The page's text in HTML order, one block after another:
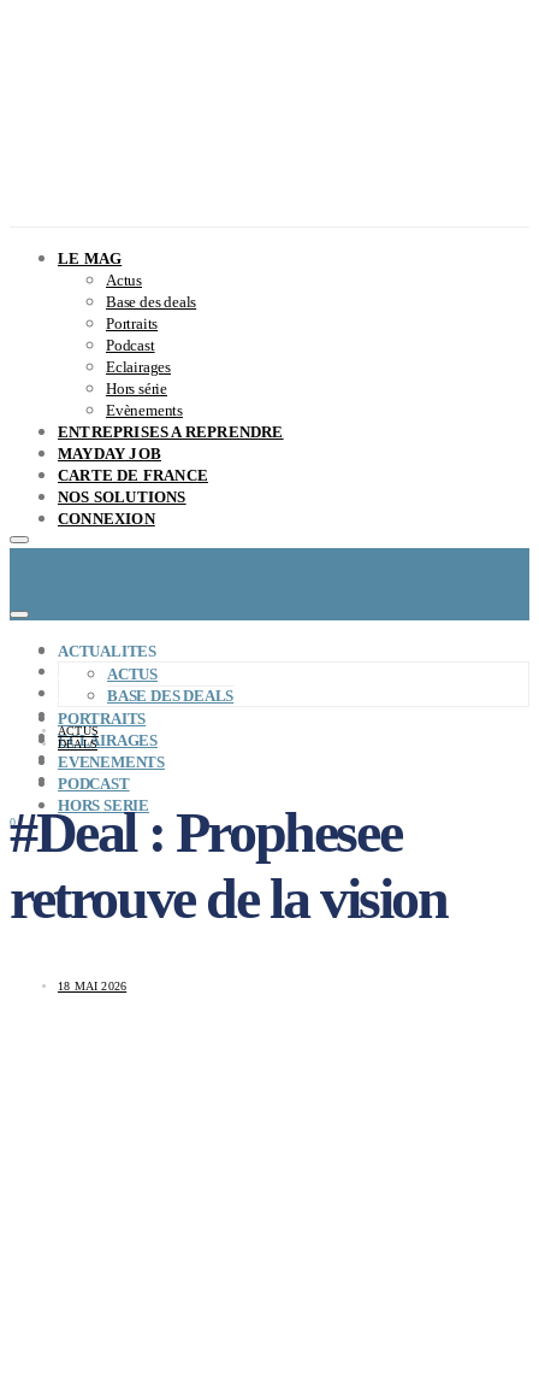
LE MAG
Actus
Base des deals
Portraits
Podcast
Eclairages
Hors série
Evènements
ENTREPRISES A REPRENDRE
MAYDAY JOB
CARTE DE FRANCE
NOS SOLUTIONS
CONNEXION
CONCEPT
LE MAG
ENTREPRISES A REPRENDRE
MAYDAY JOB
CARTE DE FRANCE
NOS SOLUTIONS
CONNEXION
0
ACTUALITES
ACTUS
BASE DES DEALS
PORTRAITS
ECLAIRAGES
EVENEMENTS
PODCAST
HORS SERIE
ACTUS
DEALS
#Deal : Prophesee
retrouve de la vision
18 MAI 2026